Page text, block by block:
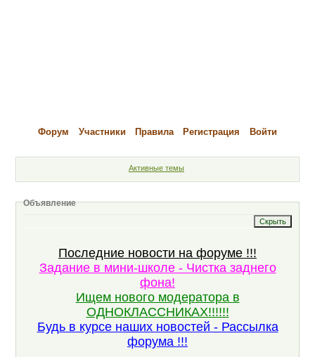
Форум Участники Правила Регистрация Войти
Активные темы
Объявление
Последние новости на форуме !!!
Задание в мини-школе - Чистка заднего
фона!
Ищем нового модератора в
ОДНОКЛАССНИКАХ!!!!!!
Будь в курсе наших новостей - Рассылка
форума !!!